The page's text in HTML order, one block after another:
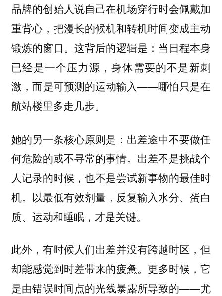
品牌的创始人说自己在机场穿行时会佩戴加
重背心，把漫长的候机和转机时间变成主动
锻炼的窗口。这背后的逻辑是：当日程本身
已经是一个压力源，身体需要的不是新刺
激，而是可预测的运动输入——哪怕只是在
航站楼里多走几步。
她的另一条核心原则是：出差途中不要做任
何危险的或不寻常的事情。出差不是挑战个
人记录的时候，也不是尝试新事物的最佳时
机。 以最低有效剂量，反复输入水分、蛋白
质、运动和睡眠，才是关键。
此外，有时候人们出差并没有跨越时区，但
却能感觉到时差带来的疲惫。更多时候，它
是由错误时间点的光线暴露所导致的——尤